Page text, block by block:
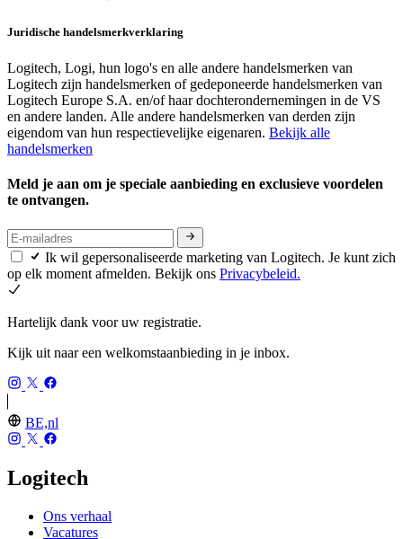
Juridische handelsmerkverklaring
Logitech, Logi, hun logo's en alle andere handelsmerken van
Logitech zijn handelsmerken of gedeponeerde handelsmerken van
Logitech Europe S.A. en/of haar dochterondernemingen in de VS
en andere landen. Alle andere handelsmerken van derden zijn
eigendom van hun respectievelijke eigenaren. Bekijk alle
handelsmerken
Meld je aan om je speciale aanbieding en exclusieve voordelen
te ontvangen.
Ik wil gepersonaliseerde marketing van Logitech. Je kunt zich
op elk moment afmelden. Bekijk ons Privacybeleid.
Hartelijk dank voor uw registratie.
Kijk uit naar een welkomstaanbieding in je inbox.
BE,nl
Logitech
Ons verhaal
Vacatures